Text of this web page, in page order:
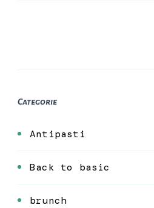
Categorie
Antipasti
Back to basic
brunch